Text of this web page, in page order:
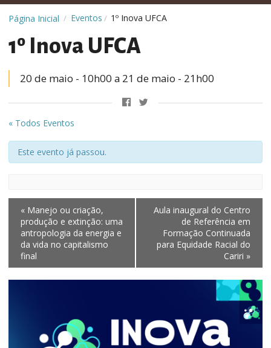
Página Inicial / Eventos / 1º Inova UFCA
1º Inova UFCA
20 de maio - 10h00 a 21 de maio - 21h00
« Todos Eventos
Este evento já passou.
« Manejo ou criação,
produção e extinção: uma
antropologia da energia e
da vida no capitalismo
final
Aula inaugural do Centro
de Referência em
Formação Continuada
para Equidade Racial do
Cariri »